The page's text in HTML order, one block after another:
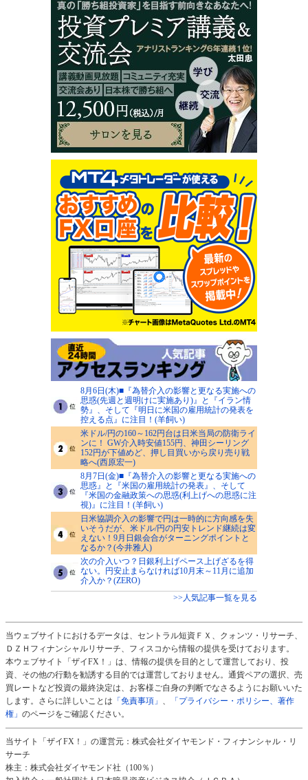
8月6日(木)■『為替介入の影響と更なる実施への
思惑(先週と週明けに実施あり)』と『イラン情
勢』、そして『明日に米国の雇用統計の発表を
控える点』に注目！(羊飼い)
米ドル/円の160～162円台は日米当局の防衛ライ
ンに！ GW介入時安値155円、神田シーリング
152円が下値めど、押し目買いから戻り売り戦
略へ(西原宏一)
8月7日(金)■『為替介入の影響と更なる実施への
思惑』と『米国の雇用統計の発表』、そして
『米国の金融政策への思惑(利上げへの思惑に注
視)』に注目！(羊飼い)
日米協調介入の影響で円は一時的に方向感を失
いそうだが、米ドル/円の円安トレンド継続は変
えない！9月日銀会合がターニングポイントと
なるか？(今井雅人)
次の介入いつ？日銀利上げペース上げざるを得
ない。円安止まらなければ10月末～11月に追加
介入か？(ZERO)
>>人気記事一覧を見る
当ウェブサイトにおけるデータは、セントラル短資ＦＸ、クォンツ・リサーチ、
ＤＺＨフィナンシャルリサーチ、フィスコから情報の提供を受けております。
本ウェブサイト「ザイFX！」は、情報の提供を目的として運営しており、投
資、その他の行動を勧誘する目的では運営しておりません。通貨ペアの選択、売
買レートなど投資の最終決定は、お客様ご自身の判断でなさるようにお願いいた
します。さらに詳しいことは 「免責事項」 、
「プライバシー・ポリシー、著作
権」 のページをご確認ください。
当サイト「ザイFX！」の運営元：株式会社ダイヤモンド・フィナンシャル・リ
サーチ
株主：株式会社ダイヤモンド社（100％）